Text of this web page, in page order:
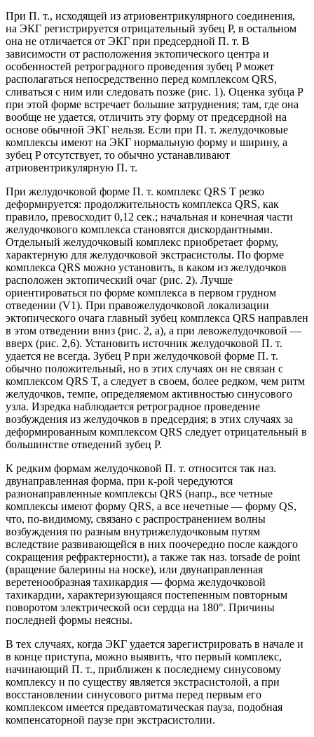
При П. т., исходящей из атриовентрикулярного соединения,
на ЭКГ регистрируется отрицательный зубец Р, в остальном
она не отличается от ЭКГ при предсердной П. т. В
зависимости от расположения эктопического центра и
особенностей ретроградного проведения зубец P может
располагаться непосредственно перед комплексом QRS,
сливаться с ним или следовать позже (рис. 1). Оценка зубца P
при этой форме встречает большие затруднения; там, где она
вообще не удается, отличить эту форму от предсердной на
основе обычной ЭКГ нельзя. Если при П. т. желудочковые
комплексы имеют на ЭКГ нормальную форму и ширину, а
зубец P отсутствует, то обычно устанавливают
атриовентрикулярную П. т.
При желудочковой форме П. т. комплекс QRS T резко
деформируется: продолжительность комплекса QRS, как
правило, превосходит 0,12 сек.; начальная и конечная части
желудочкового комплекса становятся дискордантными.
Отдельный желудочковый комплекс приобретает форму,
характерную для желудочковой экстрасистолы. По форме
комплекса QRS можно установить, в каком из желудочков
расположен эктопический очаг (рис. 2). Лучше
ориентироваться по форме комплекса в первом грудном
отведении (V1). При правожелудочковой локализации
эктопического очага главный зубец комплекса QRS направлен
в этом отведении вниз (рис. 2, а), a при левожелудочковой —
вверх (рис. 2,6). Установить источник желудочковой П. т.
удается не всегда. Зубец P при желудочковой форме П. т.
обычно положительный, но в этих случаях он не связан с
комплексом QRS T, а следует в своем, более редком, чем ритм
желудочков, темпе, определяемом активностью синусового
узла. Изредка наблюдается ретроградное проведение
возбуждения из желудочков в предсердия; в этих случаях за
деформированным комплексом QRS следует отрицательный в
большинстве отведений зубец Р.
К редким формам желудочковой П. т. относится так наз.
двунаправленная форма, при к-рой чередуются
разнонаправленные комплексы QRS (напр., все четные
комплексы имеют форму QRS, а все нечетные — форму QS,
что, по-видимому, связано с распространением волны
возбуждения по разным внутрижелудочковым путям
вследствие развивающейся в них поочередно после каждого
сокращения рефрактерности), а также так наз. torsade de point
(вращение балерины на носке), или двунаправленная
веретенообразная тахикардия — форма желудочковой
тахикардии, характеризующаяся постепенным повторным
поворотом электрической оси сердца на 180°. Причины
последней формы неясны.
В тех случаях, когда ЭКГ удается зарегистрировать в начале и
в конце приступа, можно выявить, что первый комплекс,
начинающий П. т., приближен к последнему синусовому
комплексу и по существу является экстрасистолой, а при
восстановлении синусового ритма перед первым его
комплексом имеется предавтоматическая пауза, подобная
компенсаторной паузе при экстрасистолии.